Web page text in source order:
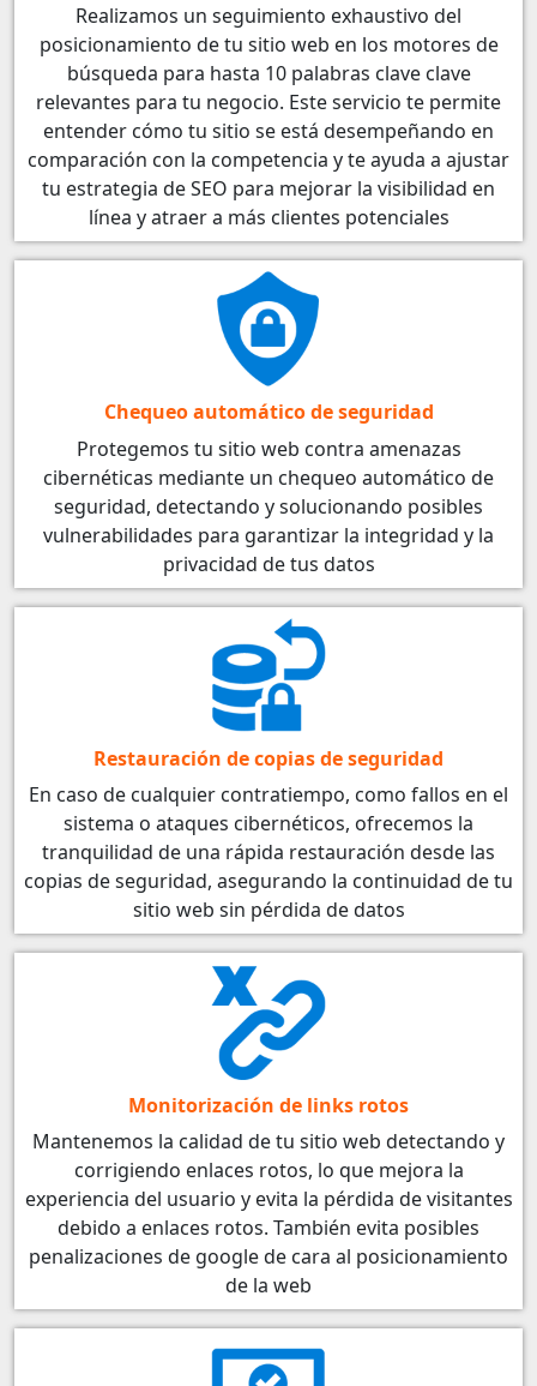
Realizamos un seguimiento exhaustivo del
posicionamiento de tu sitio web en los motores de
búsqueda para hasta 10 palabras clave clave
relevantes para tu negocio. Este servicio te permite
entender cómo tu sitio se está desempeñando en
comparación con la competencia y te ayuda a ajustar
tu estrategia de SEO para mejorar la visibilidad en
línea y atraer a más clientes potenciales
Chequeo automático de seguridad
Protegemos tu sitio web contra amenazas
cibernéticas mediante un chequeo automático de
seguridad, detectando y solucionando posibles
vulnerabilidades para garantizar la integridad y la
privacidad de tus datos
Restauración de copias de seguridad
En caso de cualquier contratiempo, como fallos en el
sistema o ataques cibernéticos, ofrecemos la
tranquilidad de una rápida restauración desde las
copias de seguridad, asegurando la continuidad de tu
sitio web sin pérdida de datos
Monitorización de links rotos
Mantenemos la calidad de tu sitio web detectando y
corrigiendo enlaces rotos, lo que mejora la
experiencia del usuario y evita la pérdida de visitantes
debido a enlaces rotos. También evita posibles
penalizaciones de google de cara al posicionamiento
de la web